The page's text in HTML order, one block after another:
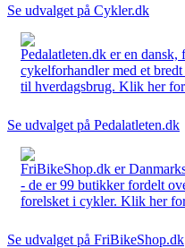
Se udvalget på Cykler.dk
Pedalatleten.dk er en
cykelforhandler med et
til hverdagsbrug. Klik her for
Se udvalget på Pedalatleten.dk
FriBikeShop.dk er
- de er 99 butikker fordelt
forelsket i cykler. Klik her
Se udvalget på FriBikeShop.dk